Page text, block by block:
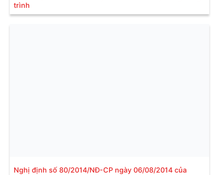
trình
Nghị định số 80/2014/NĐ-CP ngày 06/08/2014 của